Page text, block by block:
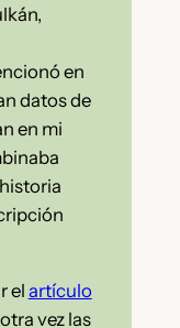
en
datos de
en mi
el artículo
vez las